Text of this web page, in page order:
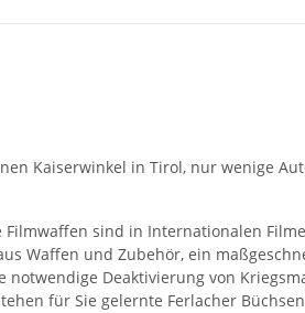
Kaiserwinkel in Tirol, nur wenige
Filmwaffen sind in Internationalen
Waffen und Zubehör, ein
Deaktivierung von
für Sie gelernte Ferlacher